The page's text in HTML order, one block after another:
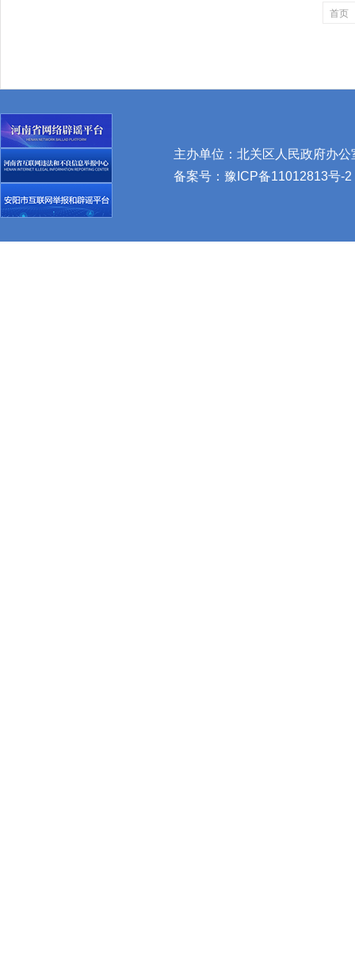
首页
主办单位：北关区人民政府办
备案号： 豫ICP备11012813号-2